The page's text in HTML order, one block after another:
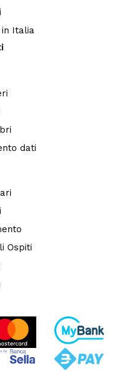
Italia
dati
Ospiti